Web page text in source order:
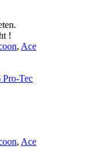
!
, Ace
Tec
, Ace